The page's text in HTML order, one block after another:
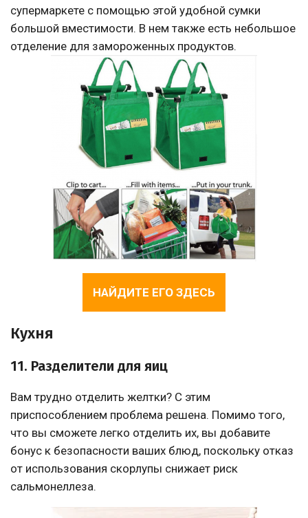
супермаркете с помощью этой удобной сумки
большой вместимости. В нем также есть небольшое
отделение для замороженных продуктов.
НАЙДИТЕ ЕГО ЗДЕСЬ
Кухня
11. Разделители для яиц
Вам трудно отделить желтки? С этим
приспособлением проблема решена. Помимо того,
что вы сможете легко отделить их, вы добавите
бонус к безопасности ваших блюд, поскольку отказ
от использования скорлупы снижает риск
сальмонеллеза.